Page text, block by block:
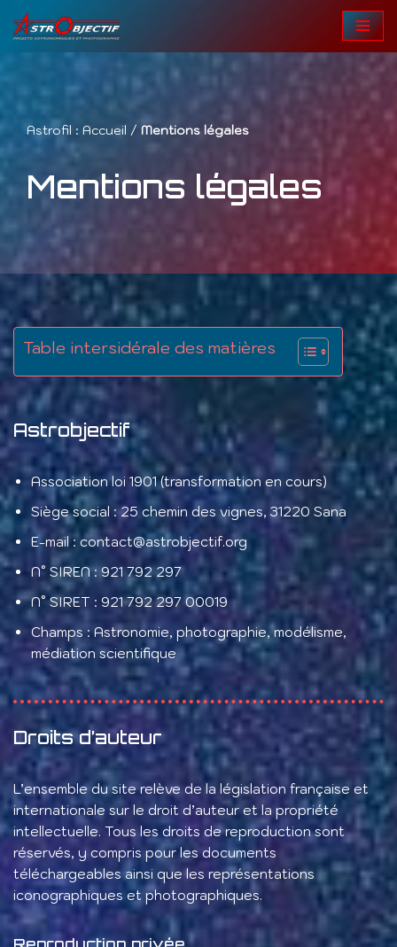
contenu
Astrofil : Accueil / Mentions légales
Mentions légales
Table intersidérale des matières
Astrobjectif
Association loi 1901 (transformation en cours)
Siège social : 25 chemin des vignes, 31220 Sana
E-mail : contact@astrobjectif.org
N° SIREN : 921 792 297
N° SIRET : 921 792 297 00019
Champs : Astronomie, photographie, modélisme,
médiation scientifique
Droits d’auteur
L’ensemble du site relève de la législation française et
internationale sur le droit d’auteur et la propriété
intellectuelle. Tous les droits de reproduction sont
réservés, y compris pour les documents
téléchargeables ainsi que les représentations
iconographiques et photographiques.
Reproduction privée